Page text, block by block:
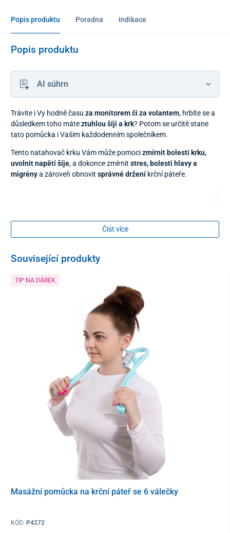
Popis produktu Poradna Indikace
Popis produktu
AI súhrn
Trávite i Vy hodně času za monitorem či za volantem, hrbíte se a
důsledkem toho máteztuhlou šíji a krk? Potom se určitě stane
tato pomůcka i Vašim každodenním společníkem.
Tento natahovač krku Vám může pomocizmírnit bolesti krku,
uvolnit napětí šíje, a dokonce zmírnit stres, bolesti hlavy a
migrénya zároveň obnovit správné držení krční páteře.
Je vyrobený z kvalitníhovysokohustotního polyuretanu
odolný a jen těžko deformovatelný
dlouhou životnost.
Zároveň jehoboční otevřený výkrojve tvaru písmena C umožnuje
flexibilitu při uložení hlavy, co zvyšuje komfort při používání.
Číst více
Související produkty
TIP NA DÁREK
Masážní pomůcka na krční páteř se 6 válečky
KÓD: P4272